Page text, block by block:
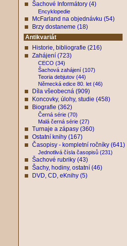
Šachové Informátory (4)
Encyklopedie
McFarland na objednávku (54)
Brzy dostaneme (18)
Antikvariát
Historie, bibliografie (216)
Zahájení (723)
CECO (34)
Šachová zahájení (107)
Teoria debjutov (44)
Německá edice 80. let (46)
Díla všeobecná (909)
Koncovky, úlohy, studie (458)
Biografie (362)
Černá série (70)
Malá černá série (27)
Turnaje a zápasy (360)
Ostatní knihy (167)
Časopisy - kompletní ročníky (641)
Jednotlivá čísla časopisů (231)
Šachové rubriky (43)
Šachy, hodiny, ostatní (46)
DVD, CD, eKnihy (5)